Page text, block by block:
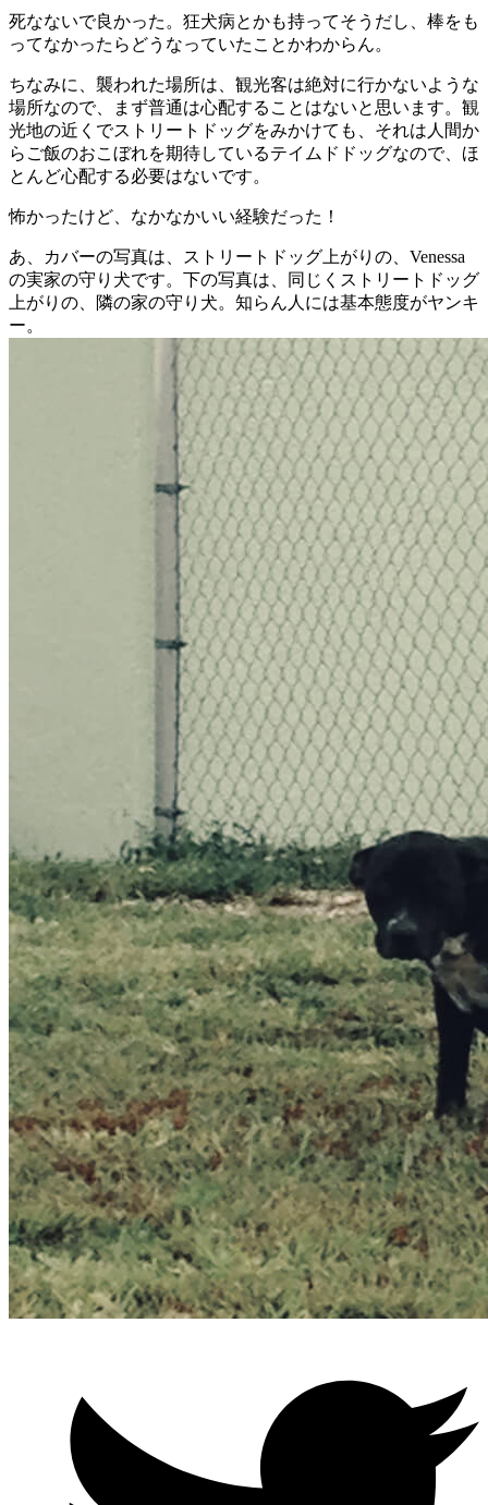
死なないで良かった。狂犬病とかも持ってそうだし、棒をも
ってなかったらどうなっていたことかわからん。
ちなみに、襲われた場所は、観光客は絶対に行かないような
場所なので、まず普通は心配することはないと思います。観
光地の近くでストリートドッグをみかけても、それは人間か
らご飯のおこぼれを期待しているテイムドドッグなので、ほ
とんど心配する必要はないです。
怖かったけど、なかなかいい経験だった！
あ、カバーの写真は、ストリートドッグ上がりの、Venessa
の実家の守り犬です。下の写真は、同じくストリートドッグ
上がりの、隣の家の守り犬。知らん人には基本態度がヤンキ
ー。